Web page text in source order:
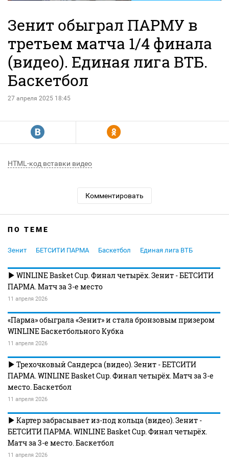
Зенит обыграл ПАРМУ в
третьем матча 1/4 финала
(видео). Единая лига ВТБ.
Баскетбол
27 апреля 2025 18:45
R Y
HTML-код вставки видео
Комментировать
ПО ТЕМЕ
Зенит БЕТСИТИ ПАРМА Баскетбол Единая лига ВТБ
WINLINE Basket Cup. Финал четырёх. Зенит - БЕТСИТИ
ПАРМА. Матч за 3-е место
11 апреля 2026
«Парма» обыграла «Зенит» и стала бронзовым призером
WINLINE Баскетбольного Кубка
11 апреля 2026
Трехочковый Сандерса (видео). Зенит - БЕТСИТИ
ПАРМА. WINLINE Basket Cup. Финал четырёх. Матч за 3-е
место. Баскетбол
11 апреля 2026
Картер забрасывает из-под кольца (видео). Зенит -
БЕТСИТИ ПАРМА. WINLINE Basket Cup. Финал четырёх.
Матч за 3-е место. Баскетбол
11 апреля 2026